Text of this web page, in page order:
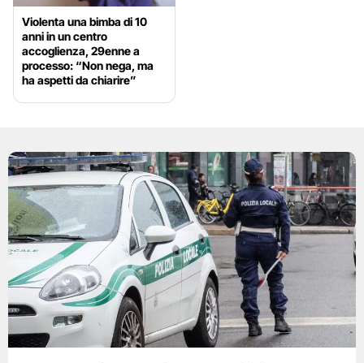
Violenta una bimba di 10
anni in un centro
accoglienza, 29enne a
processo: “Non nega, ma
ha aspetti da chiarire”